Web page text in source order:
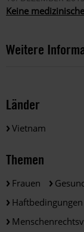
Keine
Weitere
Länder
Vietnam
Themen
Frauen
Haftbedingungen